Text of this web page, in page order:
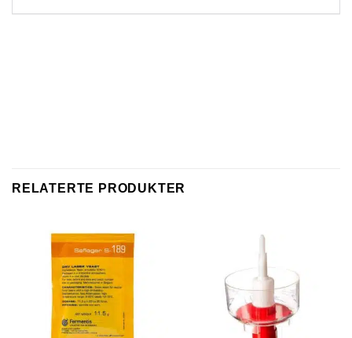
RELATERTE PRODUKTER